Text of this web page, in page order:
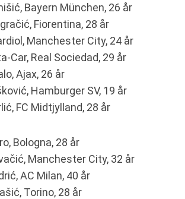
Bayern München, 26 år
Fiorentina, 28 år
Manchester City, 24 år
Car, Real Sociedad, 29 år
Ajax, 26 år
Hamburger SV, 19 år
FC Midtjylland, 28 år
Bologna, 28 år
Manchester City, 32 år
AC Milan, 40 år
Torino, 28 år